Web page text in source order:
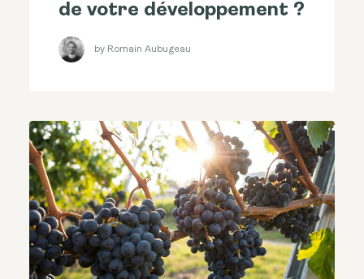
de votre développement ?
by Romain Aubugeau